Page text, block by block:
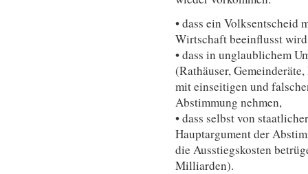
• dass ein Volksentscheid
Wirtschaft beeinflusst
• dass in unglaublichem
(Rathäuser,
mit einseitigen und
Abstimmung nehmen,
• dass selbst von
Hauptargument der
die Ausstiegskosten
Milliarden).